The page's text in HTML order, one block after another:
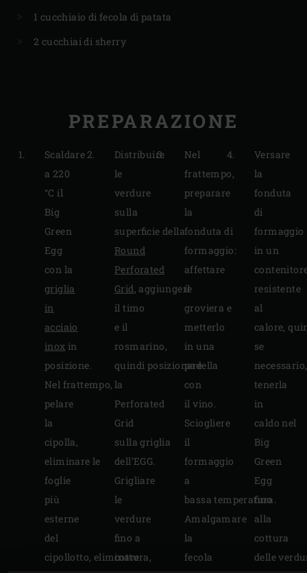
1 cucchiaio di fecola di patata
2 cucchiai di sherry
PREPARAZIONE
Scaldare
a 220
°C il
Big
Green
Egg
con la
griglia
in
acciaio
inox in
posizione.
Nel frattempo,
pelare
la
cipolla,
eliminare le
foglie
più
esterne
del
cipollotto, eliminare
Distribuire
le
verdure
sulla
superficie della
Round
Perforated
Grid, aggiungere
il timo
e il
rosmarino,
quindi posizionare
la
Perforated
Grid
sulla griglia
dell’EGG.
Grigliare
le
verdure
fino a
cottura,
Nel
frattempo,
preparare
la
fonduta di
formaggio:
affettare
il
groviera e
metterlo
in una
padella
con
il vino.
Sciogliere
il
formaggio
a
bassa temperatura.
Amalgamare
la
fecola
Versare
la
fonduta
di
formaggio
in un
resistente
al
calore,
se
necessario,
tenerla
in
caldo nel
Big
Green
Egg
fino
alla
cottura
delle